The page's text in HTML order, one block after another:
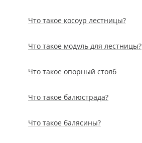
Что такое косоур лестницы?
Что такое модуль для лестницы?
Что такое опорный столб
Что такое балюстрада?
Что такое балясины?